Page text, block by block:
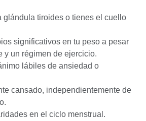
glándula tiroides o tienes el cuello
significativos en tu peso a pesar
y un régimen de ejercicio.
lábiles de ansiedad o
cansado, independientemente de
en el ciclo menstrual.